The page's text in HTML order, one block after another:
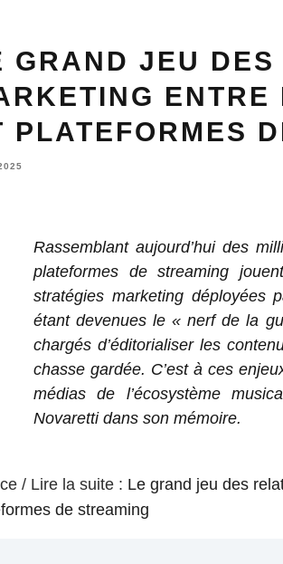
GRAND JEU DES
PLATEFORMES
Rassemblant aujourd’hui des
plateformes de streaming
stratégies marketing déployées
étant devenues le « nerf de la
chargés d’éditorialiser les
chasse gardée. C’est à ces
médias de l’écosystème
Novaretti dans son mémoire.
/ Lire la suite : Le grand jeu des
de streaming